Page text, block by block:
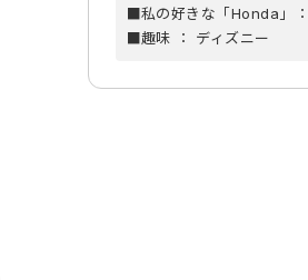
■私の好きな「Honda」
■趣味 ： ディズニー